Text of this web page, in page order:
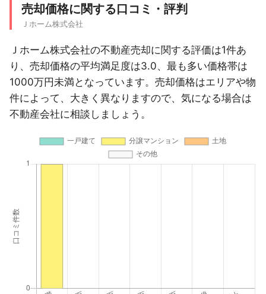
売却価格に関する口コミ・評判
Ｊホーム株式会社
Ｊホーム株式会社の不動産売却に関する評価は1件あ
り、売却価格の平均満足度は3.0、最も多い価格帯は
1000万円未満となっています。売却価格はエリアや物
件によって、大きく異なりますので、気になる場合は
不動産会社に相談しましょう。